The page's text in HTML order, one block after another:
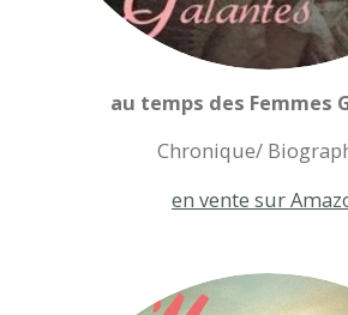
au temps des Femmes
Chronique/
en vente sur